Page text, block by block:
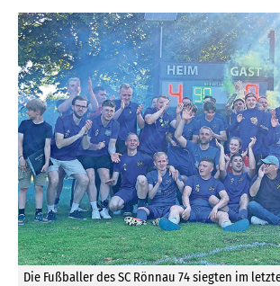
Die Fußballer des SC Rönnau 74 siegten im